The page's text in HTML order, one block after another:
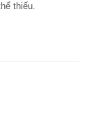
thiếu.